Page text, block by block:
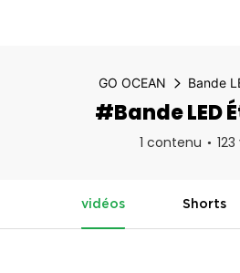
GO OCEAN Bande
#Bande LED
1 contenu
vidéos Shorts